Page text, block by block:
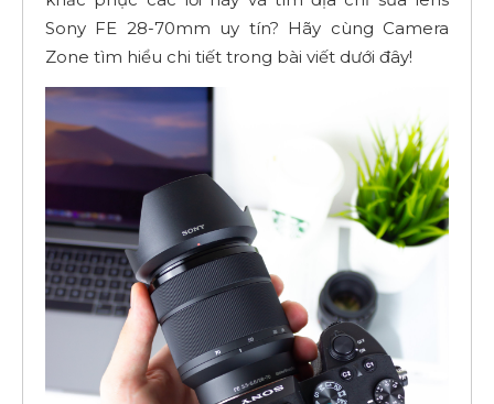
Sony FE 28-70mm uy tín? Hãy cùng Camera
Zone tìm hiểu chi tiết trong bài viết dưới đây!